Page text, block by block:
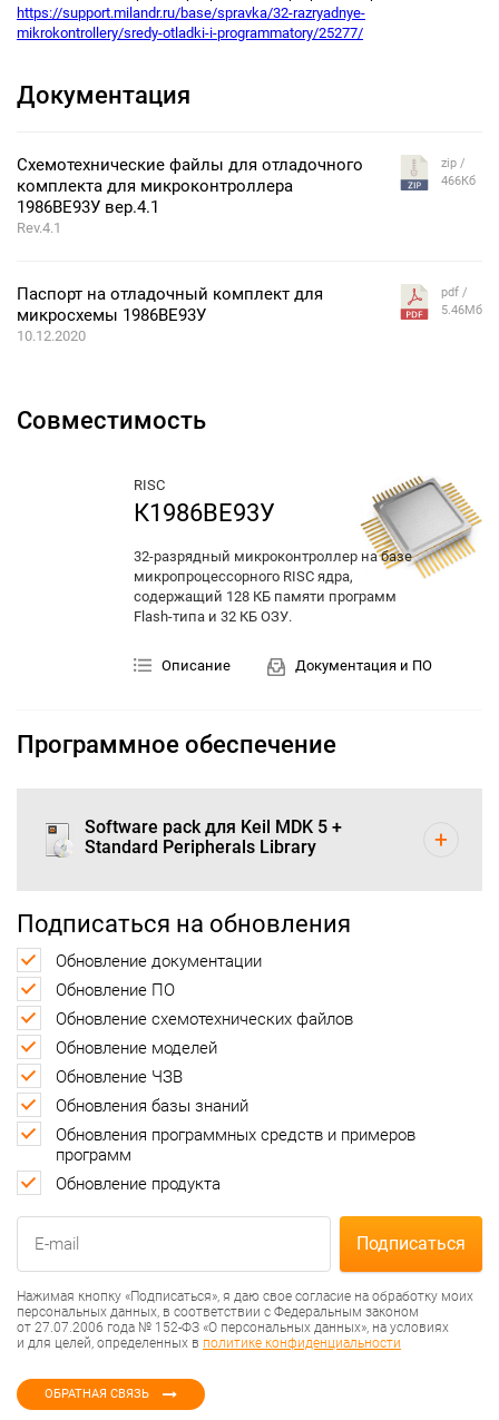
https://support.milandr.ru/base/spravka/32-razryadnye-
mikrokontrollery/sredy-otladki-i-programmatory/25277/
Документация
Схемотехнические файлы для отладочного
комплекта для микроконтроллера
1986ВЕ93У вер.4.1
Rev.4.1
zip /
466Кб
Паспорт на отладочный комплект для
микросхемы 1986ВЕ93У
10.12.2020
pdf /
5.46Мб
Совместимость
RISC
К1986ВЕ93У
32-разрядный микроконтроллер на базе
микропроцессорного RISC ядра,
содержащий 128 КБ памяти программ
Flash-типа и 32 КБ ОЗУ.
Описание Документация и ПО
Программное обеспечение
Software pack для Keil MDK 5 +
Standard Peripherals Library
Подписаться на обновления
Обновление документации
Обновление ПО
Обновление схемотехнических файлов
Обновление моделей
Обновление ЧЗВ
Обновления базы знаний
Обновления программных средств и примеров
программ
Обновление продукта
Нажимая кнопку «Подписаться», я даю свое согласие на обработку моих
персональных данных, в соответствии с Федеральным законом
от 27.07.2006 года № 152-ФЗ «О персональных данных», на условиях
и для целей, определенных в политике конфиденциальности
ОБРАТНАЯ СВЯЗЬ